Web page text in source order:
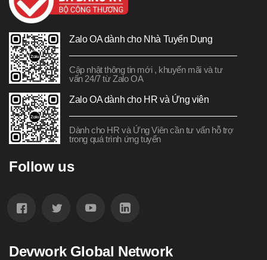
Zalo OA dành cho Nhà Tuyển Dụng
Cập nhật thông tin mới , khuyến mãi và tư
vấn 24/7 từ Zalo OA
Zalo OA dành cho HR và Ứng viên
Dành cho HR và Ứng Viên cần tư vấn hỗ trợ
trong quá trình ứng tuyển
Follow us
Devwork Global Network